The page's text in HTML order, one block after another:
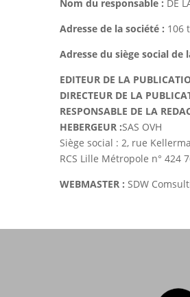
Nom du responsable : DE
Adresse de la société : 106
Adresse du siège social de
EDITEUR DE LA
DIRECTEUR DE LA
RESPONSABLE DE LA
HEBERGEUR :SAS OVH
Siège social : 2, rue
RCS Lille Métropole n° 424
WEBMASTER : SDW